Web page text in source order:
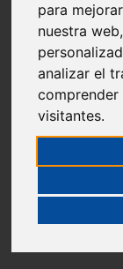
para
nuestra
analizar el
visitantes.
Bocas de
13 de March de